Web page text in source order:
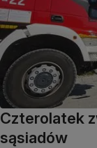
Czterolatek
sąsiadów